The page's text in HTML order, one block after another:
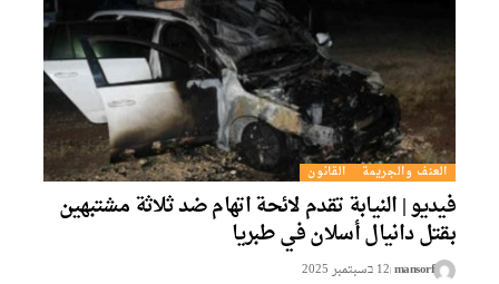
العنف والجريمة القانون
فيديو | النيابة تقدم لائحة اتهام ضد ثلاثة مشتبهين
بقتل دانيال أسلان في طبريا
mansorf 12 בسبتمبر 2025